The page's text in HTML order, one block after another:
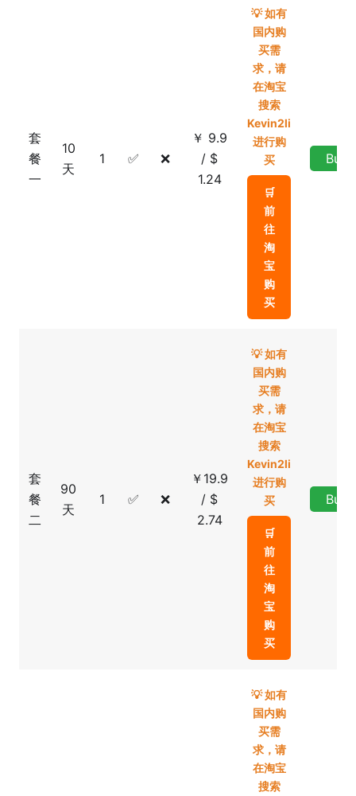
套
餐
一
10
天
1 ✅ ❌
￥ 9.9
/ $
1.24
💡 如有
国内购
买需
求，请
在淘宝
搜索
Kevin2li
进行购
买
🛒
前
往
淘
宝
购
买
Buy
套
餐
二
90
天
1 ✅ ❌
￥19.9
/ $
2.74
💡 如有
国内购
买需
求，请
在淘宝
搜索
Kevin2li
进行购
买
🛒
前
往
淘
宝
购
买
Buy
💡 如有
国内购
买需
求，请
在淘宝
搜索